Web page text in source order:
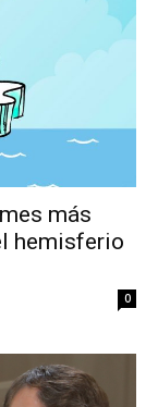
más
hemisferio
0